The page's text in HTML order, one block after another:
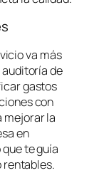
va más
de
gastos
con
mejorar la
en
te guía
rentables.